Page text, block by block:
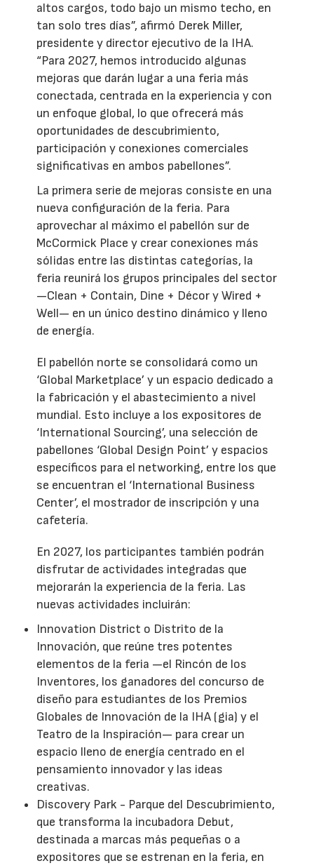
altos cargos, todo bajo un mismo techo, en
tan solo tres días”, afirmó Derek Miller,
presidente y director ejecutivo de la IHA.
“Para 2027, hemos introducido algunas
mejoras que darán lugar a una feria más
conectada, centrada en la experiencia y con
un enfoque global, lo que ofrecerá más
oportunidades de descubrimiento,
participación y conexiones comerciales
significativas en ambos pabellones”.
La primera serie de mejoras consiste en una
nueva configuración de la feria. Para
aprovechar al máximo el pabellón sur de
McCormick Place y crear conexiones más
sólidas entre las distintas categorías, la
feria reunirá los grupos principales del sector
—Clean + Contain, Dine + Décor y Wired +
Well— en un único destino dinámico y lleno
de energía.
El pabellón norte se consolidará como un
‘Global Marketplace’ y un espacio dedicado a
la fabricación y el abastecimiento a nivel
mundial. Esto incluye a los expositores de
‘International Sourcing’, una selección de
pabellones ‘Global Design Point’ y espacios
específicos para el networking, entre los que
se encuentran el ‘International Business
Center’, el mostrador de inscripción y una
cafetería.
En 2027, los participantes también podrán
disfrutar de actividades integradas que
mejorarán la experiencia de la feria. Las
nuevas actividades incluirán:
Innovation District o Distrito de la
Innovación, que reúne tres potentes
elementos de la feria —el Rincón de los
Inventores, los ganadores del concurso de
diseño para estudiantes de los Premios
Globales de Innovación de la IHA (gia) y el
Teatro de la Inspiración— para crear un
espacio lleno de energía centrado en el
pensamiento innovador y las ideas
creativas.
Discovery Park - Parque del Descubrimiento,
que transforma la incubadora Debut,
destinada a marcas más pequeñas o a
expositores que se estrenan en la feria, en